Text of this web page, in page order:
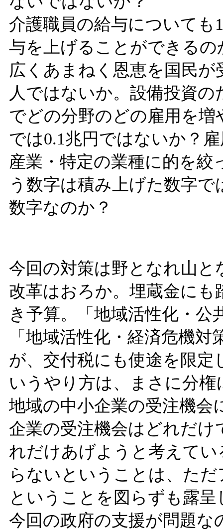
介護職員の給与について
与を上げることができるの
広くあまねく恩恵を国民
人ではないか。設備投資
でどの分野のどの雇用を
では0.1兆円ではないか？
産業・特定の業種に的を絞
う数字は積み上げた数字
数字なのか？
今回の対策は野となれ山と
改革はおろか。埋蔵金に
き予算。「地域活性化・公
「地域活性化・経済危機
が、交付税にも使途を限
いうやり方は、まさに分
地域の中小企業の受注機会
企業の受注機会はどれだ
れだけあげようと考えて
らないということは、た
ということを図らずも露
今回の政府の支援が問題